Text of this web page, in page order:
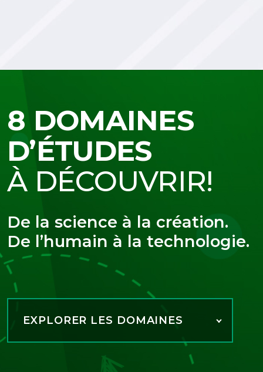
8 DOMAINES
D’ÉTUDES
À DÉCOUVRIR!
De la science à la création.
De l’humain à la technologie.
EXPLORER LES DOMAINES